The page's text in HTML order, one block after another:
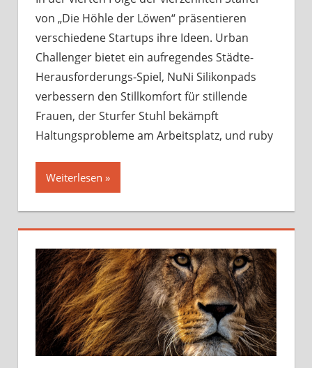
von „Die Höhle der Löwen“ präsentieren
verschiedene Startups ihre Ideen. Urban
Challenger bietet ein aufregendes Städte-
Herausforderungs-Spiel, NuNi Silikonpads
verbessern den Stillkomfort für stillende
Frauen, der Sturfer Stuhl bekämpft
Haltungsprobleme am Arbeitsplatz, und ruby
Weiterlesen »